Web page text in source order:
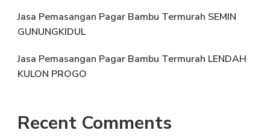
Jasa Pemasangan Pagar Bambu Termurah SEMIN
GUNUNGKIDUL
Jasa Pemasangan Pagar Bambu Termurah LENDAH
KULON PROGO
Recent Comments